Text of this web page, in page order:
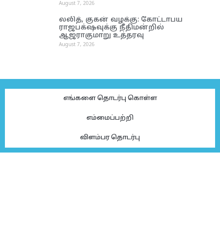
August 7, 2026
லலித், குகன் வழக்கு: கோட்டாபய
ராஜபக்‌ஷவுக்கு நீதிமன்றில்
ஆஜராகுமாறு உத்தரவு
August 7, 2026
எங்களை தொடர்பு கொள்ள
எம்மைப்பற்றி
விளம்பர தொடர்பு